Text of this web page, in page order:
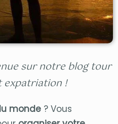
sur notre blog tour
expatriation !
monde ? Vous